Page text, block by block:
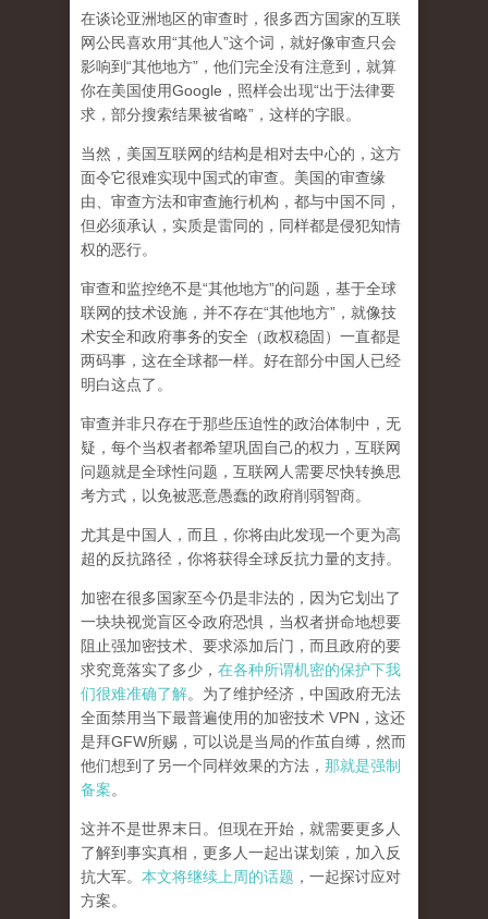
在谈论亚洲地区的审查时，很多西方国家的互联
网公民喜欢用“其他人”这个词，就好像审查只会
影响到“其他地方”，他们完全没有注意到， 就算
你在美国使用Google，照样会出现“出于法律要
求，部分搜索结果被省略”，这样的字眼。
当然，美国互联网的结构是相对去中心的，这方
面令它很难实现中国式的审查。美国的审查缘
由、审查方法和审查施行机构，都与中国不同，
但必须承认， 实质是雷同的，同样都是侵犯知情
权的恶行。
审查和监控绝不是“其他地方”的问题，基于全球
联网的技术设施，并不存在“其他地方”，就像技
术安全和政府事务的安全（政权稳固）一直都是
两码事，这在全球都一样。好在部分中国人已经
明白这点了。
审查并非只存在于那些压迫性的政治体制中，无
疑，每个当权者都希望巩固自己的权力，互联网
问题就是全球性问题，互联网人需要尽快转换思
考方式，以免被恶意愚蠢的政府削弱智商。
尤其是中国人，而且，你将由此发现一个更为高
超的反抗路径，你将获得全球反抗力量的支持。
加密在很多国家至今仍是非法的，因为它划出了
一块块视觉盲区令政府恐惧，当权者拼命地想要
阻止强加密技术、要求添加后门，而且政府的要
求究竟落实了多少， 在各种所谓机密的保护下我
们很难准确了解。为了维护经济，中国政府无法
全面禁用当下最普遍使用的加密技术 VPN，这还
是拜GFW所赐，可以说是当局的作茧自缚，然而
他们想到了另一个同样效果的方法， 那就是强制
备案。
这并不是世界末日。但现在开始，就需要更多人
了解到事实真相，更多人一起出谋划策，加入反
抗大军。 本文将继续上周的话题 ，一起探讨应对
方案。